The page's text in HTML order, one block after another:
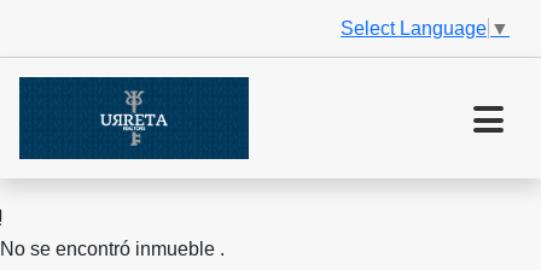
Select Language ▼
No se encontró inmueble .